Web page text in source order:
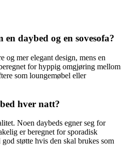
daybed og en sovesofa?
og mer elegant design, mens en
for hyppig omgjøring mellom
som loungemøbel eller
hver natt?
Noen daybeds egner seg for
er beregnet for sporadisk
støtte hvis den skal brukes som